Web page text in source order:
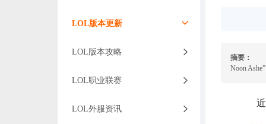
LOL版本更新
LOL版本攻略
LOL职业联赛
LOL外服资讯
摘要：
Noon
近